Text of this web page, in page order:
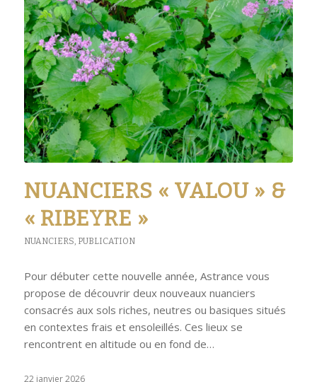
NUANCIERS « VALOU » &
« RIBEYRE »
NUANCIERS, PUBLICATION
Pour débuter cette nouvelle année, Astrance vous
propose de découvrir deux nouveaux nuanciers
consacrés aux sols riches, neutres ou basiques situés
en contextes frais et ensoleillés. Ces lieux se
rencontrent en altitude ou en fond de…
22 janvier 2026